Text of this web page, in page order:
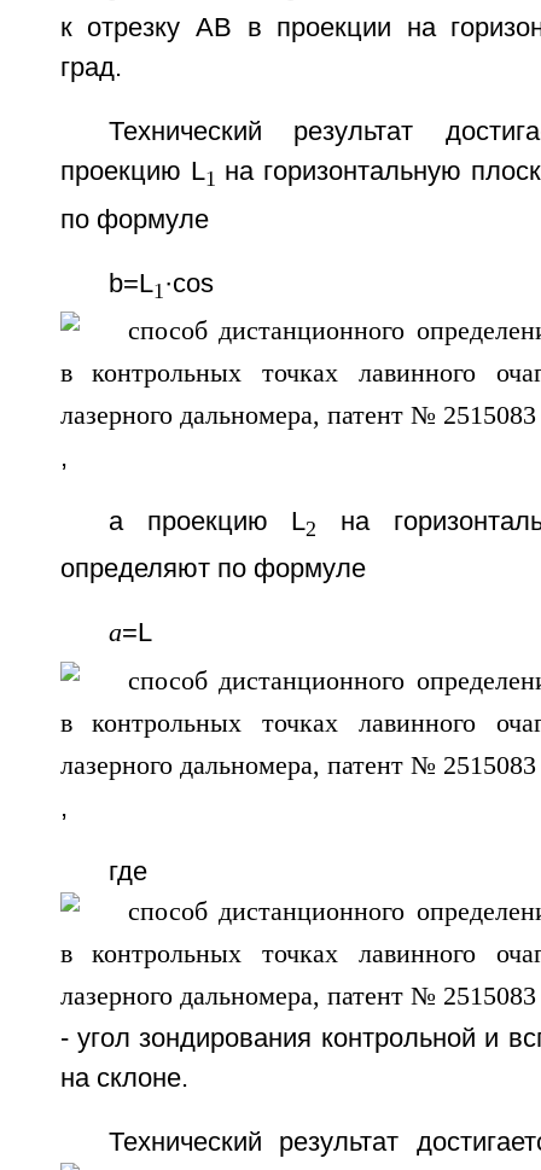
к отрезку АВ в проекции на
град.
Технический результат
проекцию L1 на горизонтальную
по формуле
b=L1 ·cos
,
а проекцию L2
на
определяют по формуле
а=L
,
где
- угол зондирования контрольной и
на склоне.
Технический результат